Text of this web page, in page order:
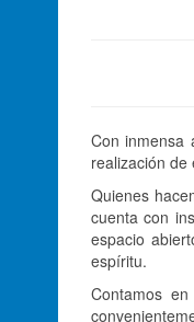
Con inmensa
realización de
Quienes
cuenta con
espacio
espíritu.
Contamos